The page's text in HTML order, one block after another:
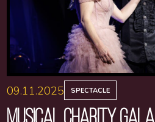
09.11.2025 SPECTACLE
MUSICAL CHARITY GALA